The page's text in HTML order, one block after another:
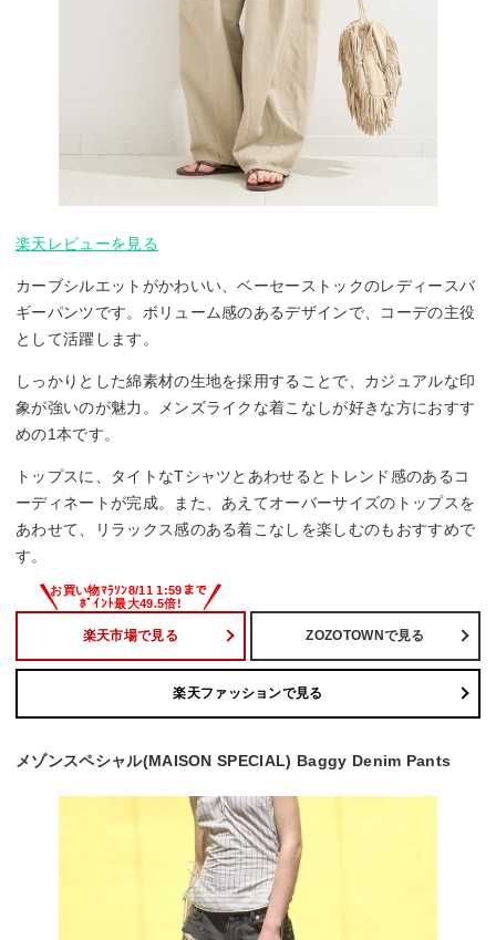
楽天レビューを見る
カーブシルエットがかわいい、ベーセーストックのレディースバ
ギーパンツです。ボリューム感のあるデザインで、コーデの主役
として活躍します。
しっかりとした綿素材の生地を採用することで、カジュアルな印
象が強いのが魅力。メンズライクな着こなしが好きな方におすす
めの1本です。
トップスに、タイトなTシャツとあわせるとトレンド感のあるコ
ーディネートが完成。また、あえてオーバーサイズのトップスを
あわせて、リラックス感のある着こなしを楽しむのもおすすめで
す。
楽天市場で見る ZOZOTOWNで見る
楽天ファッションで見る
メゾンスペシャル(MAISON SPECIAL) Baggy Denim Pants